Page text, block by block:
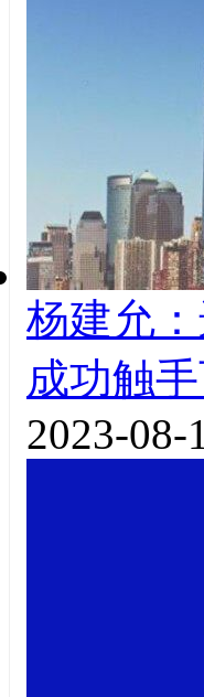
杨建允
成功触
2023-08-